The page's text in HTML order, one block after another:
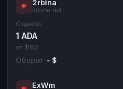
2rbina
2rbina.net
Отдаёте
1 ADA
от 1182
Оборот: - $
ExWm